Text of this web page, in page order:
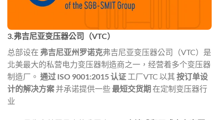
3.弗吉尼亚变压器公司（VTC）
总部设在 弗吉尼亚州罗诺克弗吉尼亚变压器公司（VTC）是
北美最大的私营电力变压器制造商之一，经营着多个变压器
制造厂。 通过 ISO 9001:2015 认证 工厂VTC 以其 按订单设
计的解决方案 并承诺提供一些 最短交货期 在定制变压器行
业